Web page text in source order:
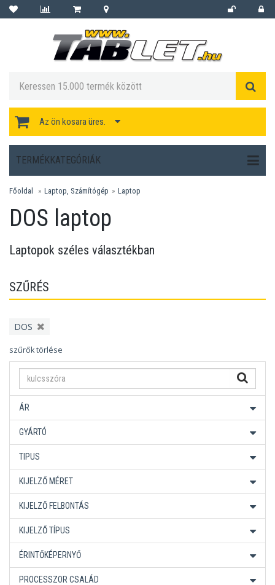
Az ön kosara üres.
TERMÉKKATEGÓRIÁK
Főoldal Laptop, Számítógép Laptop
DOS laptop
Laptopok széles választékban
SZŰRÉS
DOS
szűrők törlése
ÁR
GYÁRTÓ
TIPUS
KIJELZŐ MÉRET
KIJELZŐ FELBONTÁS
KIJELZŐ TÍPUS
ÉRINTŐKÉPERNYŐ
PROCESSZOR CSALÁD